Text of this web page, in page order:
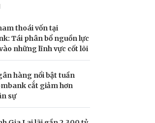
thoái vốn tại
Tái phân bổ nguồn lực
những lĩnh vực cốt lõi
hàng nổi bật tuần
cắt giảm hơn
sự